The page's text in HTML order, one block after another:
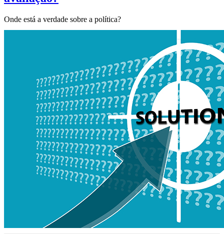
Onde está a verdade sobre a política?